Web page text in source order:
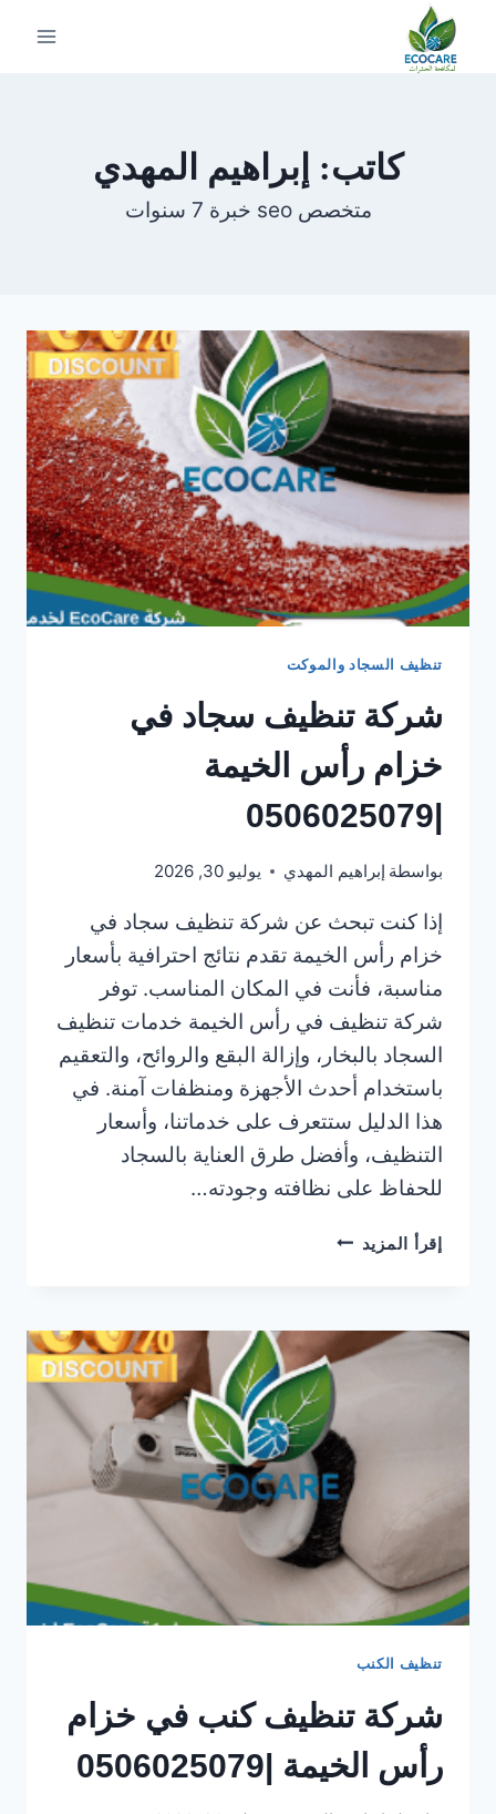
التجاوز
كاتب: إبراهيم المهدي
متخصص seo خبرة 7 سنوات
تنظيف السجاد والموكت
شركة تنظيف سجاد في
خزام رأس الخيمة
بواسطة إبراهيم المهدي يوليو 30, 2026
إذا كنت تبحث عن شركة تنظيف سجاد في
خزام رأس الخيمة تقدم نتائج احترافية بأسعار
مناسبة، فأنت في المكان المناسب. توفر
شركة تنظيف في رأس الخيمة خدمات تنظيف
السجاد بالبخار، وإزالة البقع والروائح، والتعقيم
باستخدام أحدث الأجهزة ومنظفات آمنة. في
هذا الدليل ستتعرف على خدماتنا، وأسعار
التنظيف، وأفضل طرق العناية بالسجاد
للحفاظ على نظافته وجودته…
إقرأ المزيد شركة
خزام
رأس
الخيمة
تنظيف الكنب
شركة تنظيف كنب في خزام
رأس الخيمة |0506025079